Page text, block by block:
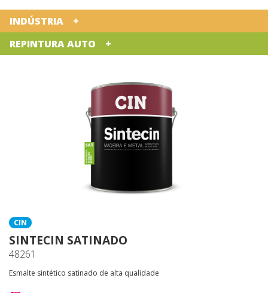
INDÚSTRIA
REPINTURA AUTO
CIN
SINTECIN SATINADO
48261
Esmalte sintético satinado de alta qualidade